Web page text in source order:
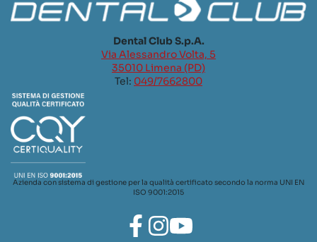
Dental Club S.p.A.
Via Alessandro Volta, 5
35010 Limena (PD)
Tel: 049/7662800
Azienda con sistema di gestione per la qualità certificato secondo la norma UNI EN
ISO 9001:2015